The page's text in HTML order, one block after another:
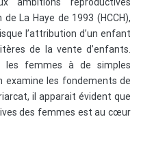
La Haye de 1993 (HCCH),
l’attribution d’un enfant
de la vente d’enfants.
les femmes à de simples
examine les fondements de
il apparait évident que
des femmes est au cœur